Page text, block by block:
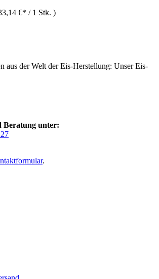
€* / 1 Stk. )
aus der Welt der Eis-Herstellung: Unser Eis-
Beratung unter:
.